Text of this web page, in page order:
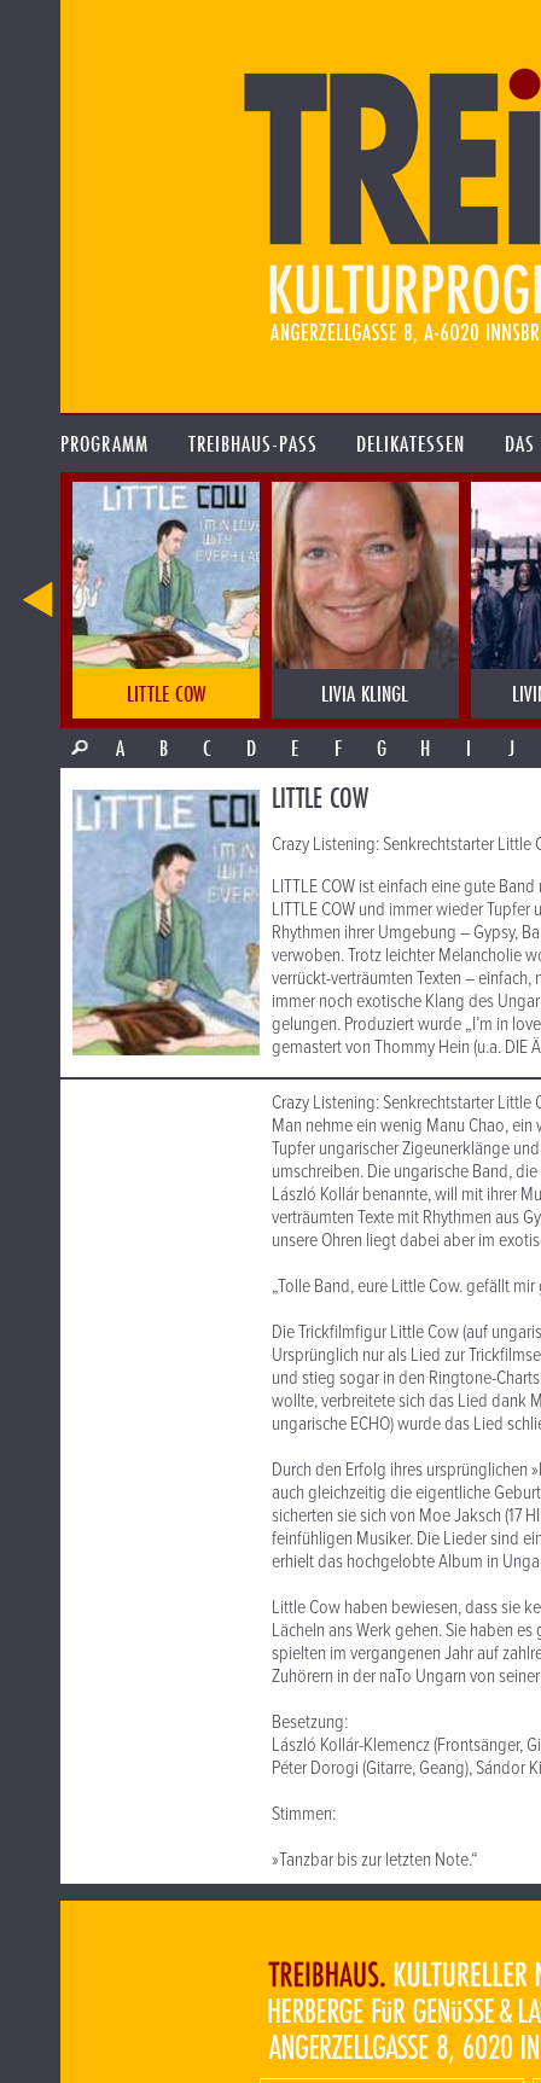
PROGRAMM TREIBHAUS-PASS DELIKATESSEN
LITTLE COW LIVIA KLINGL
A
B C D E F G H I J
LITTLE COW
Crazy Listening: Senkrechtstarter
LITTLE COW ist einfach eine gute
LITTLE COW und immer wieder
Rhythmen ihrer Umgebung – Gypsy,
verwoben. Trotz leichter Melancholie
verrückt-verträumten Texten –
immer noch exotische Klang des
gelungen. Produziert wurde „I’m in
gemastert von Thommy Hein (u.a. DIE
Crazy Listening: Senkrechtstarter
Man nehme ein wenig Manu Chao,
Tupfer ungarischer Zigeunerklänge
umschreiben. Die ungarische Band,
László Kollár benannte, will mit ihrer
verträumten Texte mit Rhythmen aus
unsere Ohren liegt dabei aber im
„Tolle Band, eure Little Cow. gefällt
Die Trickfilmfigur Little Cow (auf
Ursprünglich nur als Lied zur
und stieg sogar in den Ringtone-
wollte, verbreitete sich das Lied dank
ungarische ECHO) wurde das Lied
Durch den Erfolg ihres ursprünglichen
auch gleichzeitig die eigentliche
sicherten sie sich von Moe Jaksch (17
feinfühligen Musiker. Die Lieder sind
erhielt das hochgelobte Album in
Little Cow haben bewiesen, dass sie
Lächeln ans Werk gehen. Sie haben
spielten im vergangenen Jahr auf
Zuhörern in der naTo Ungarn von
Besetzung:
László Kollár-Klemencz (Frontsänger,
Péter Dorogi (Gitarre, Geang), Sándor
Stimmen:
»Tanzbar bis zur letzten Note.“